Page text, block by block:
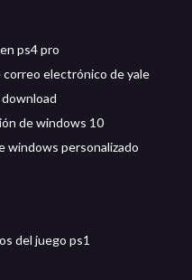
ps4 pro
electrónico de yale
de windows 10
windows personalizado
del juego ps1